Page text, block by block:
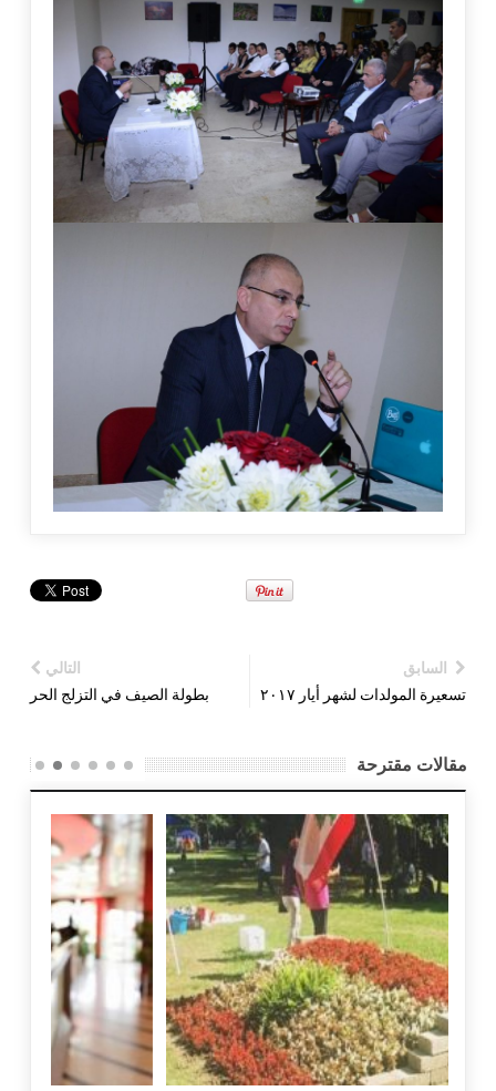
السابق
تسعيرة المولدات لشهر أيار ٢٠١٧
التالي
بطولة الصيف في التزلج الحر
مقالات مقترحة